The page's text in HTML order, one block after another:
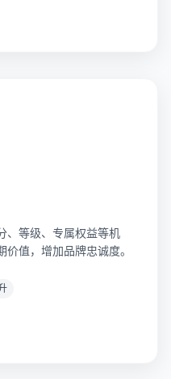
、等级、专属权益等机
值，增加品牌忠诚度。